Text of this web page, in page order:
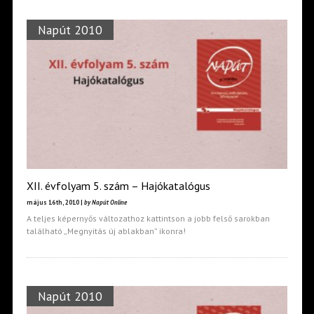
Napút 2010
XII. évfolyam 5. szám – Hajókatalógus
május 16th, 2010 | by Napút Online
A teljes képernyős változathoz kattintson a jobb felső sarokban
található „Megnyitás új ablakban” ikonra!
Napút 2010